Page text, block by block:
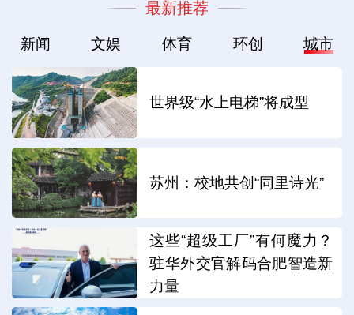
最新推荐
新闻 文娱 体育 环创 城市
世界级“水上电梯”将成型
苏州：校地共创“同里诗光”
这些“超级工厂”有何魔力？
驻华外交官解码合肥智造新
力量